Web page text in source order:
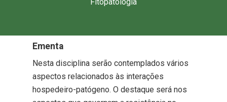
Fitopatologia
Ementa
Nesta disciplina serão contemplados vários
aspectos relacionados às interações
hospedeiro-patógeno. O destaque será nos